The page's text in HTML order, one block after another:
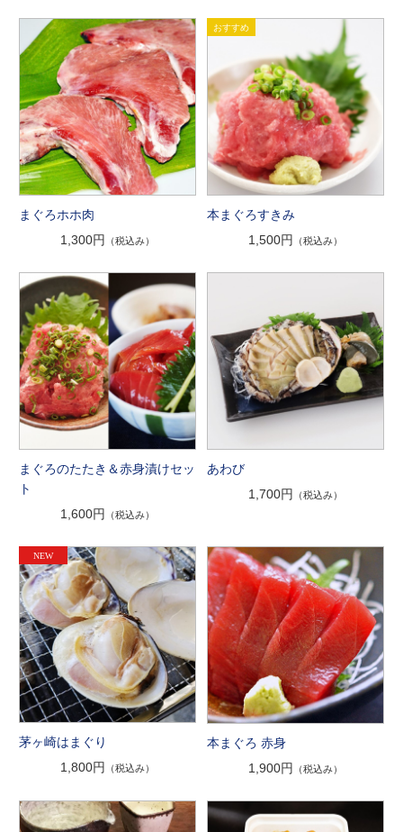
まぐろホホ肉
1,300円
（税込み）
本まぐろすきみ
1,500円
（税込み）
まぐろのたたき＆赤身漬けセッ
ト
1,600円
（税込み）
あわび
1,700円
（税込み）
茅ヶ崎はまぐり
1,800円
（税込み）
本まぐろ 赤身
1,900円
（税込み）